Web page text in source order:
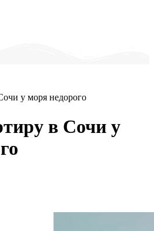
у моря недорого
в Сочи у